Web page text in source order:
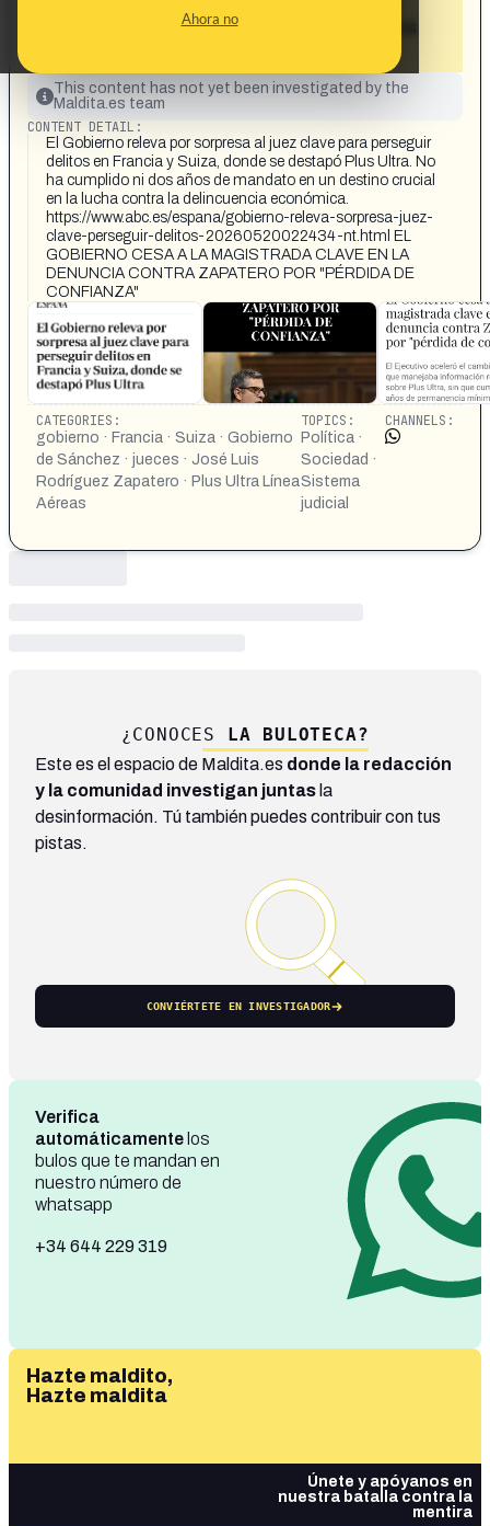
Ahora no
pesar de no haber cumplido ni dos años
This content has not yet been investigated by the
Maldita.es team
CONTENT DETAIL:
El Gobierno releva por sorpresa al juez clave para perseguir
delitos en Francia y Suiza, donde se destapó Plus Ultra. No
ha cumplido ni dos años de mandato en un destino crucial
en la lucha contra la delincuencia económica.
https://www.abc.es/espana/gobierno-releva-sorpresa-juez-
clave-perseguir-delitos-20260520022434-nt.html EL
GOBIERNO CESA A LA MAGISTRADA CLAVE EN LA
DENUNCIA CONTRA ZAPATERO POR "PÉRDIDA DE
CONFIANZA"
CATEGORIES:
gobierno · Francia · Suiza · Gobierno
de Sánchez · jueces · José Luis
Rodríguez Zapatero · Plus Ultra Línea
Aéreas
TOPICS:
Política ·
Sociedad ·
Sistema
judicial
CHANNELS:
¿CONOCES LA BULOTECA?
Este es el espacio de Maldita.es donde la redacción
y la comunidad investigan juntas la
desinformación. Tú también puedes contribuir con tus
pistas.
CONVIÉRTETE EN INVESTIGADOR
Verifica
automáticamente los
bulos que te mandan en
nuestro número de
whatsapp
+34 644 229 319
Hazte maldito,
Hazte maldita
Únete y apóyanos en
nuestra batalla contra la
mentira